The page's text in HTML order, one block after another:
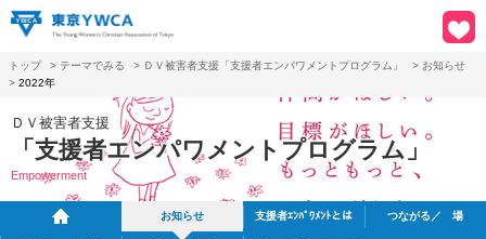
トップ > テーマでみる > ＤＶ被害者支援「支援者エンパワメントプログラム」 > お知らせ
> 2022年
ＤＶ被害者支援
「支援者エンパワメントプログラム」
Empowerment
お知らせ 支援者ｴﾝﾊﾟﾜﾒﾝﾄとは つながる／ 場